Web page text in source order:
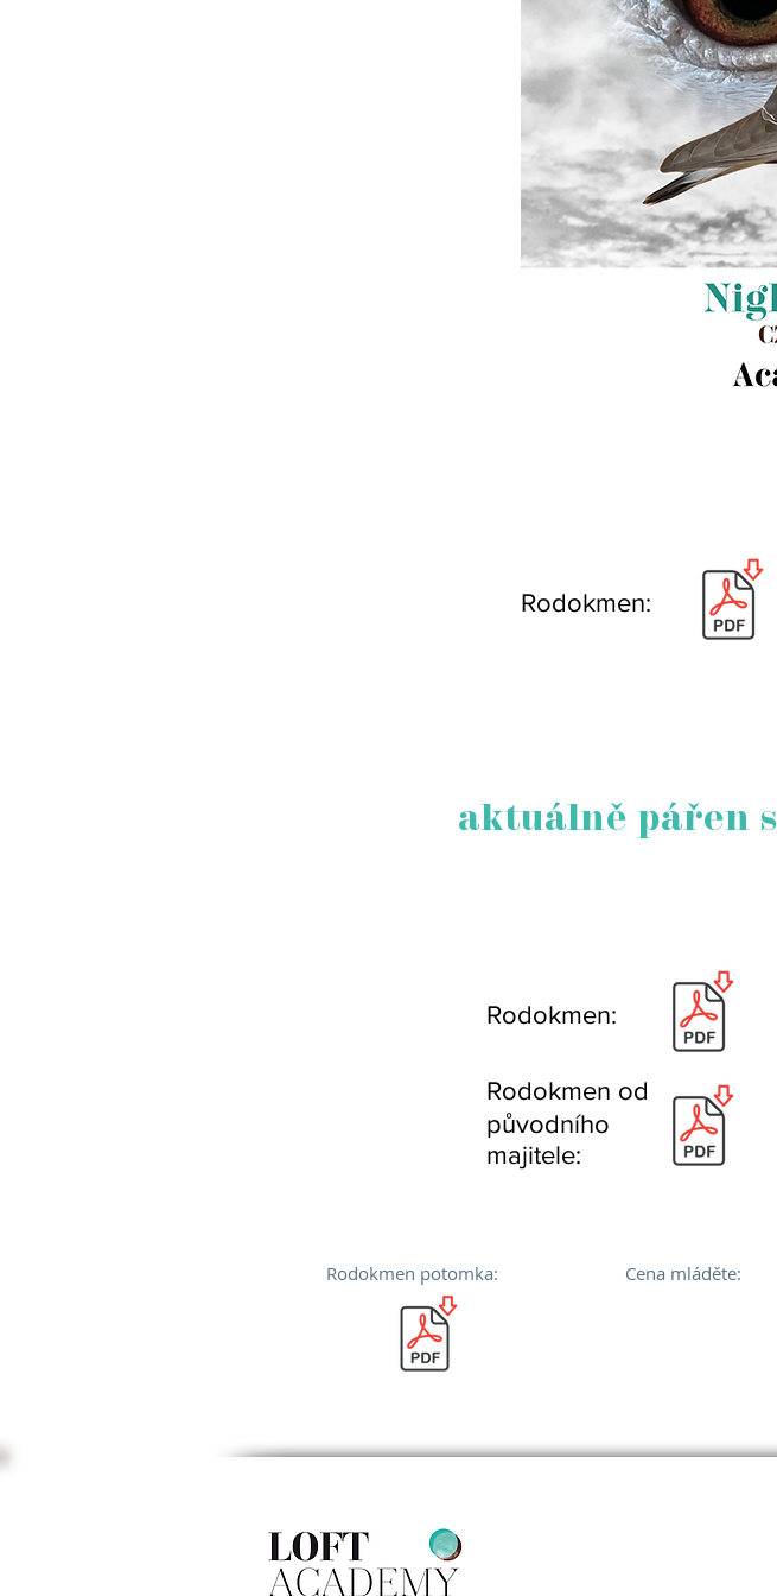
Rodokmen:
aktuálně pářen s
Rodokmen:
Rodokmen od
původního
majitele:
Rodokmen potomka: Cena mláděte: